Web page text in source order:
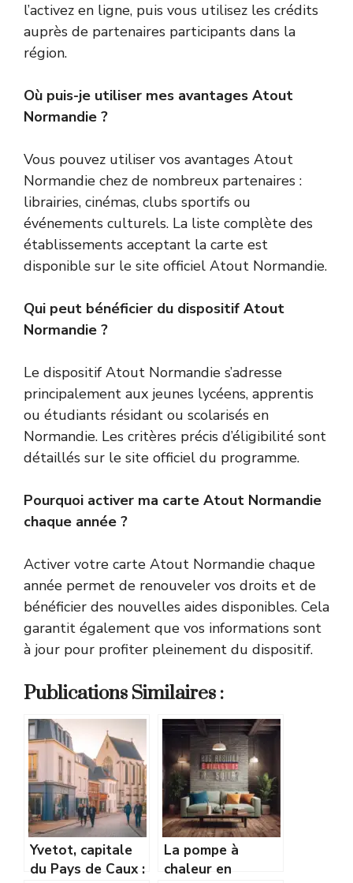
l’activez en ligne, puis vous utilisez les crédits
auprès de partenaires participants dans la
région.
Où puis-je utiliser mes avantages Atout
Normandie ?
Vous pouvez utiliser vos avantages Atout
Normandie chez de nombreux partenaires :
librairies, cinémas, clubs sportifs ou
événements culturels. La liste complète des
établissements acceptant la carte est
disponible sur le site officiel Atout Normandie.
Qui peut bénéficier du dispositif Atout
Normandie ?
Le dispositif Atout Normandie s’adresse
principalement aux jeunes lycéens, apprentis
ou étudiants résidant ou scolarisés en
Normandie. Les critères précis d’éligibilité sont
détaillés sur le site officiel du programme.
Pourquoi activer ma carte Atout Normandie
chaque année ?
Activer votre carte Atout Normandie chaque
année permet de renouveler vos droits et de
bénéficier des nouvelles aides disponibles. Cela
garantit également que vos informations sont
à jour pour profiter pleinement du dispositif.
Publications Similaires :
Yvetot, capitale
du Pays de Caux :
La pompe à
chaleur en